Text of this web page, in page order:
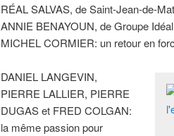
RÉAL SALVAS, de Saint-Jean-de-
ANNIE BENAYOUN, de Groupe
MICHEL CORMIER: un retour en
DANIEL LANGEVIN,
PIERRE LALLIER, PIERRE
DUGAS et FRED COLGAN:
la même passion pour